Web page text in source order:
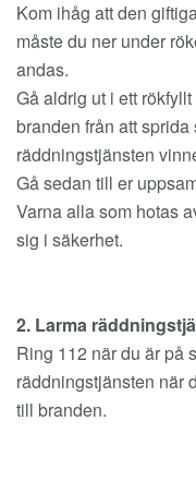
Kom ihåg att den
måste du ner under
andas.
Gå aldrig ut i ett
branden från att
räddningstjänsten
Gå sedan till er
Varna alla som hotas
sig i säkerhet.
2. Larma
Ring 112 när du är på
räddningstjänsten när
till branden.